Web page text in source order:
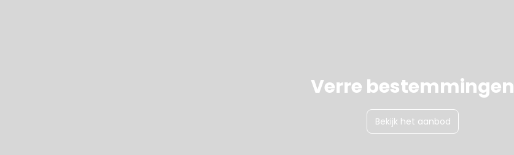
Verre bestemmingen
Bekijk het aanbod